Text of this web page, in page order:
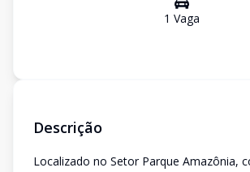
1 Vaga
Descrição
Localizado no Setor Parque Amazônia,